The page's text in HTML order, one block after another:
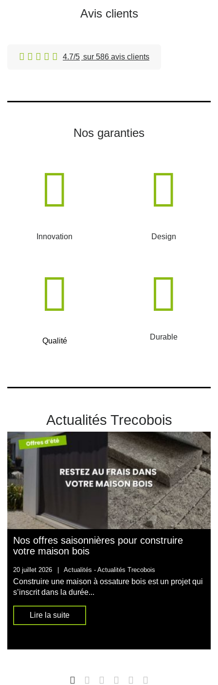
Avis clients
4.7/5 sur 586 avis clients
Nos garanties
Innovation Design
Qualité Durable
Actualités Trecobois
Nos offres saisonnières pour construire
votre maison bois
20 juillet 2026 | Actualités - Actualités Trecobois
Construire une maison à ossature bois est un projet qui
s’inscrit dans la durée...
Lire la suite